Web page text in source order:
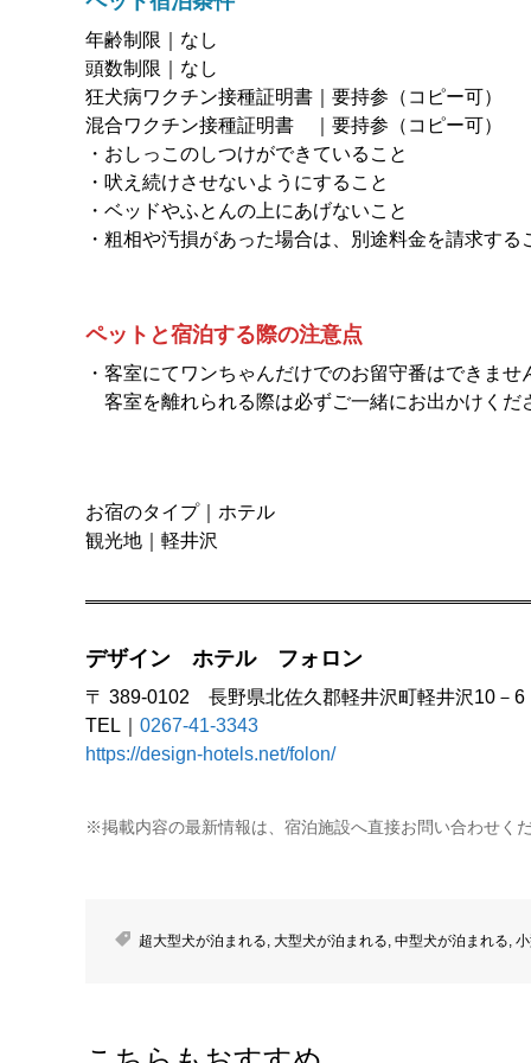
年齢制限｜なし
頭数制限｜なし
狂犬病ワクチン接種証明書｜要持参（コピー可）
混合ワクチン接種証明書 ｜要持参（コピー可）
・おしっこのしつけができていること
・吠え続けさせないようにすること
・ベッドやふとんの上にあげないこと
・粗相や汚損があった場合は、別途料金を請求する
ペットと宿泊する際の注意点
・客室にてワンちゃんだけでのお留守番はできませ
客室を離れられる際は必ずご一緒にお出かけくだ
お宿のタイプ｜ホテル
観光地｜軽井沢
デザイン ホテル フォロン
〒 389-0102 長野県北佐久郡軽井沢町軽井沢10－6
TEL｜ 0267-41-3343
https://design-hotels.net/folon/
※掲載内容の最新情報は、宿泊施設へ直接お問い合わせく
超大型犬が泊まれる 大型犬が泊まれる 中型犬が泊まれる